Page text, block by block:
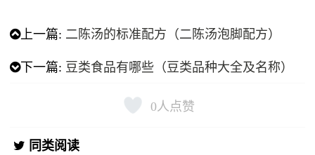
上一篇: 二陈汤的标准配方（二陈汤泡脚配方）
下一篇: 豆类食品有哪些（豆类品种大全及名称）
0人点赞
同类阅读